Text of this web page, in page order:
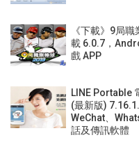
《下載》9局
載 6.0.7，
戲 APP
LINE Portable
(最新版)
WeChat、
話及傳訊軟體